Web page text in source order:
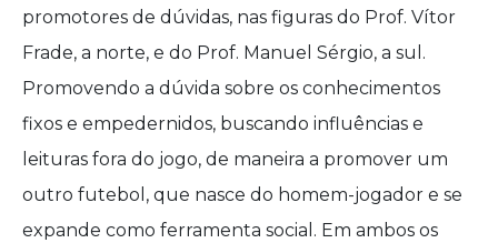
promotores de dúvidas, nas figuras do Prof. Vítor
Frade, a norte, e do Prof. Manuel Sérgio, a sul.
Promovendo a dúvida sobre os conhecimentos
fixos e empedernidos, buscando influências e
leituras fora do jogo, de maneira a promover um
outro futebol, que nasce do homem-jogador e se
expande como ferramenta social. Em ambos os